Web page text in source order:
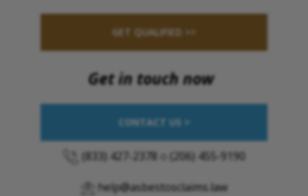
GET QUALIFIED >>
Get in touch now
CONTACT US >
(833) 427-2378 (206) 455-9190
help@asbestosclaims.law